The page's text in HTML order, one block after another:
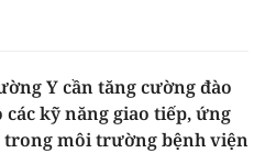
Y cần tăng cường đào
các kỹ năng giao tiếp, ứng
môi trường bệnh viện